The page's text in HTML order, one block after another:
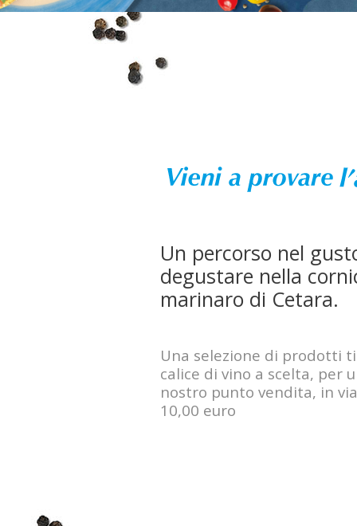
Un percorso nel
degustare nella
marinaro di Cetara.
Una selezione di prodotti
calice di vino a scelta, per
nostro punto vendita, in
10,00 euro